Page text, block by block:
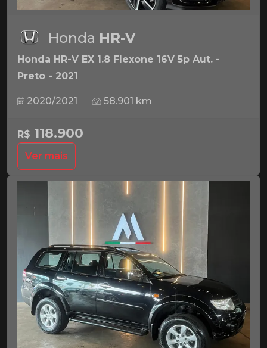
Honda HR-V
Honda HR-V EX 1.8 Flexone 16V 5p Aut. -
Preto - 2021
2020/2021 58.901 km
R$ 118.900
Ver mais